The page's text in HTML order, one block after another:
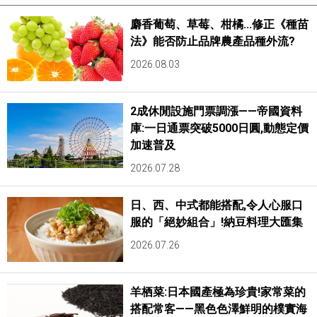
麝香葡萄、草莓、柑橘...修正《種苗
法》能否防止品牌農產品種外流?
2026.08.03
2成休閒設施門票調漲——帝國資料
庫:一日通票突破5000日圓,動態定價
加速普及
2026.07.28
日、西、中式都能搭配,令人心服口
服的「絕妙組合」!納豆料理大匯集
2026.07.26
羊栖菜:日本國產極為珍貴!家常菜的
搭配常客——黑色色澤鮮明的樸實海